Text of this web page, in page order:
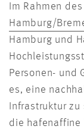
Im Rahmen
Hamburg/
Hamburg und
Personen- und
es, eine
Infrastruktur
die hafenaffine